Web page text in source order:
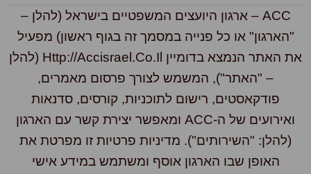
ACC – ארגון היועצים המשפטיים בישראל (להלן –
"הארגון" או כל פנייה במסמך זה בגוף ראשון) מפעיל
את האתר הנמצא בדומיין Http://accisrael.co.il (להלן
– "האתר"), המשמש לצורך פרסום מאמרים,
פודקאסטים, רישום לתוכניות, קורסים, סדנאות
ואירועים של ה-ACC ומאפשר יצירת קשר עם הארגון
(להלן: "השירותים"). מדיניות פרטיות זו מפרטת את
האופן שבו הארגון אוסף ומשתמש במידע אישי